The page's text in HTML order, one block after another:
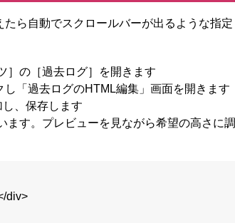
ら自動でスクロールバーが出るような指定
の［過去ログ］を開きます
「過去ログのHTML編集」画面を開きます
、保存します
ます。プレビューを見ながら希望の高さに調
div>